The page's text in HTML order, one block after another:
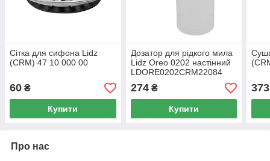
Сітка для сифона Lidz
(CRM) 47 10 000 00
60 ₴
Купити
Дозатор для рідкого мила
Lidz Oreo 0202 настінний
LDORE0202CRM22084
Chrome
274₴
Купити
373
Про нас